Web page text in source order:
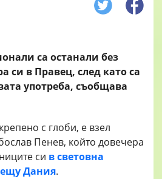
са останали без
си в Правец, след като са
употреба, съобщава
с глоби, е взел
Пенев, който довечера
си в световна
Дания.